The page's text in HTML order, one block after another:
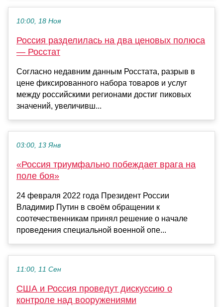
10:00, 18 Ноя
Россия разделилась на два ценовых полюса
— Росстат
Согласно недавним данным Росстата, разрыв в
цене фиксированного набора товаров и услуг
между российскими регионами достиг пиковых
значений, увеличивш...
03:00, 13 Янв
«Россия триумфально побеждает врага на
поле боя»
24 февраля 2022 года Президент России
Владимир Путин в своём обращении к
соотечественникам принял решение о начале
проведения специальной военной опе...
11:00, 11 Сен
США и Россия проведут дискуссию о
контроле над вооружениями